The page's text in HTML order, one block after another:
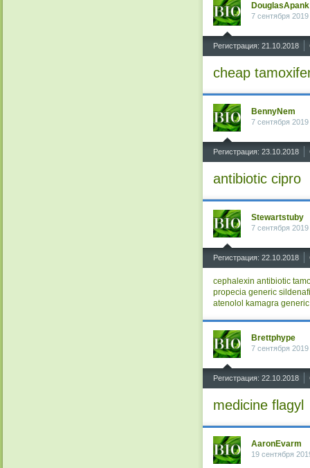
DouglasApank
7 сентября
Регистрация: 21.10.2018
cheap
BennyNem
7 сентября
Регистрация: 23.10.2018
antibiotic cipro
Stewartstuby
7 сентября
Регистрация: 22.10.2018
cephalexin antibiotic
propecia generic
atenolol kamagra
Brettphype
7 сентября
Регистрация: 22.10.2018
medicine flagyl
AaronEvarm
19 сентября